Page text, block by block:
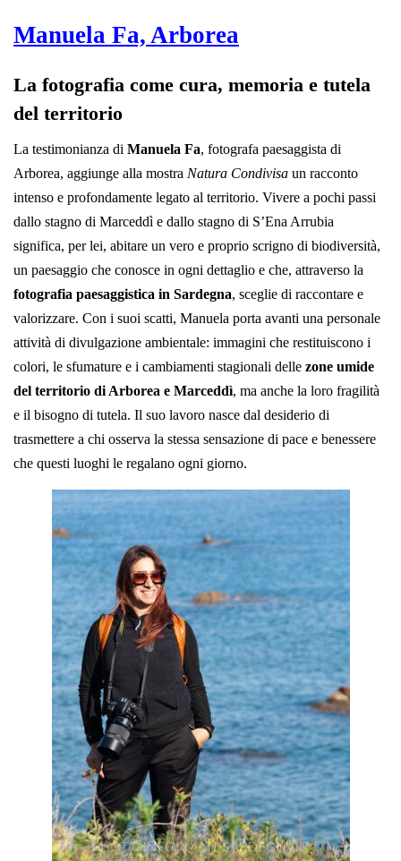
Manuela Fa, Arborea
La fotografia come cura, memoria e tutela
del territorio
La testimonianza di Manuela Fa, fotografa paesaggista di
Arborea, aggiunge alla mostra Natura Condivisa un racconto
intenso e profondamente legato al territorio. Vivere a pochi passi
dallo stagno di Marceddì e dallo stagno di S’Ena Arrubia
significa, per lei, abitare un vero e proprio scrigno di biodiversità,
un paesaggio che conosce in ogni dettaglio e che, attraverso la
fotografia paesaggistica in Sardegna, sceglie di raccontare e
valorizzare. Con i suoi scatti, Manuela porta avanti una personale
attività di divulgazione ambientale: immagini che restituiscono i
colori, le sfumature e i cambiamenti stagionali delle zone umide
del territorio di Arborea e Marceddì, ma anche la loro fragilità
e il bisogno di tutela. Il suo lavoro nasce dal desiderio di
trasmettere a chi osserva la stessa sensazione di pace e benessere
che questi luoghi le regalano ogni giorno.